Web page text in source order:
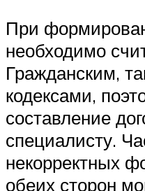
При
необходимо
Гражданским,
кодексами,
составление
специалисту.
некорректных
обеих сторон